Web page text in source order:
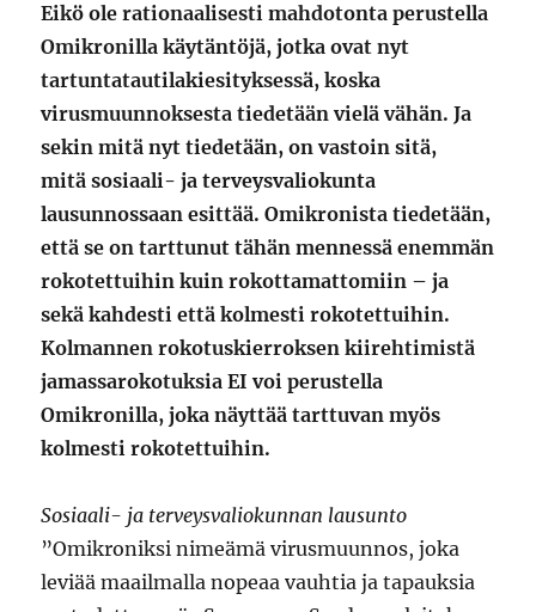
Eikö ole rationaalisesti mahdotonta perustella
Omikronilla käytäntöjä, jotka ovat nyt
tartuntatautilakiesityksessä, koska
virusmuunnoksesta tiedetään vielä vähän. Ja
sekin mitä nyt tiedetään, on vastoin sitä,
mitä sosiaali- ja terveysvaliokunta
lausunnossaan esittää. Omikronista tiedetään,
että se on tarttunut tähän mennessä enemmän
rokotettuihin kuin rokottamattomiin – ja
sekä kahdesti että kolmesti rokotettuihin.
Kolmannen rokotuskierroksen kiirehtimistä
jamassarokotuksia EI voi perustella
Omikronilla, joka näyttää tarttuvan myös
kolmesti rokotettuihin.
Sosiaali- ja terveysvaliokunnan lausunto
”Omikroniksi nimeämä virusmuunnos, joka
leviää maailmalla nopeaa vauhtia ja tapauksia